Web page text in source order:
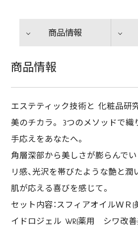
商品情報
商品情報
エステティック技術と 化粧品研
美のチカラ。 3つのメソッドで織
手応えをあなたへ。
角層深部から美しさが膨らんで
リ感、光沢を帯びたような艶と潤
肌が応える喜びを感じて。
セット内容：スフィアオイルＷ
イドロジェル WR(薬用 シワ改